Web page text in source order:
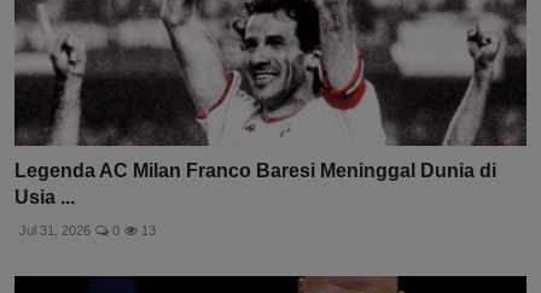
Legenda AC Milan Franco Baresi Meninggal Dunia di
Usia ...
Jul 31, 2026 0 13